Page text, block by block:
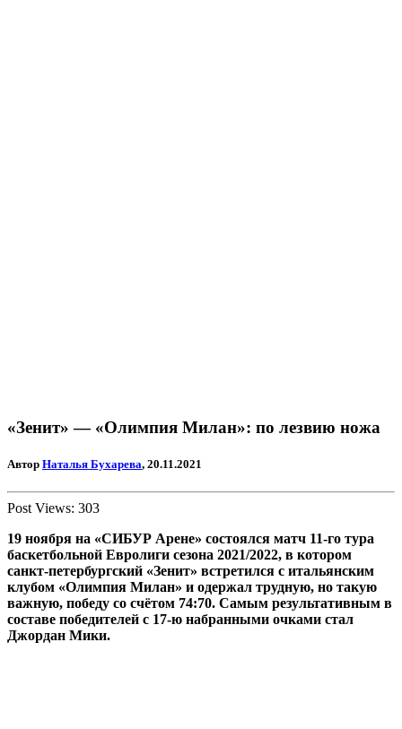
«Зенит» — «Олимпия Милан»: по лезвию ножа
Автор Наталья Бухарева, 20.11.2021
Post Views: 303
19 ноября на «СИБУР Арене» состоялся матч 11-го тура
баскетбольной Евролиги сезона 2021/2022, в котором
санкт-петербургский «Зенит» встретился с итальянским
клубом «Олимпия Милан» и одержал трудную, но такую
важную, победу со счётом 74:70. Самым результативным в
составе победителей с 17-ю набранными очками стал
Джордан Мики.